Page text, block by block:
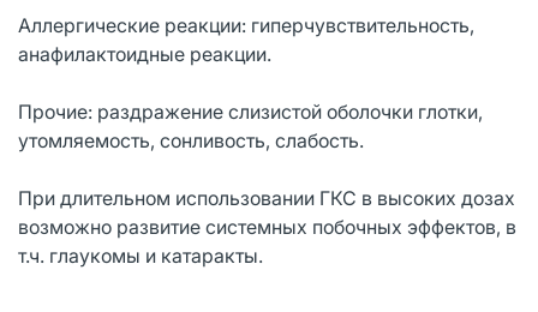
Аллергические реакции: гиперчувствительность,
анафилактоидные реакции.
Прочие: раздражение слизистой оболочки глотки,
утомляемость, сонливость, слабость.
При длительном использовании ГКС в высоких дозах
возможно развитие системных побочных эффектов, в
т.ч. глаукомы и катаракты.